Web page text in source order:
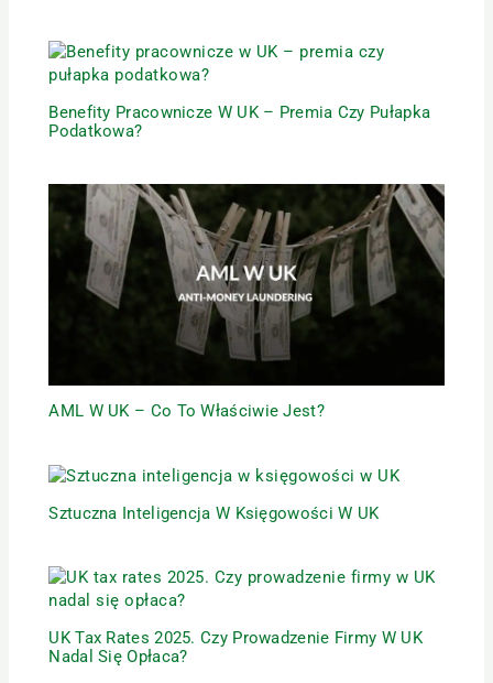
Benefity Pracownicze W UK – Premia Czy Pułapka
Podatkowa?
AML W UK – Co To Właściwie Jest?
Sztuczna Inteligencja W Księgowości W UK
UK Tax Rates 2025. Czy Prowadzenie Firmy W UK
Nadal Się Opłaca?